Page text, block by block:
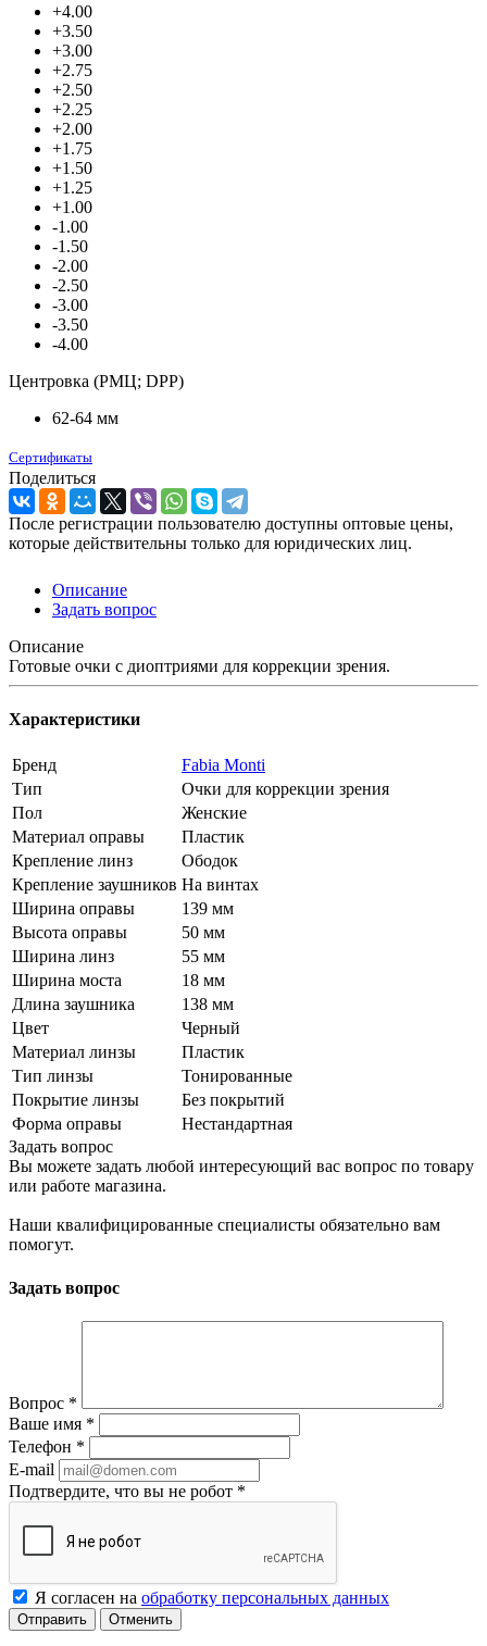
+4.00
+3.50
+3.00
+2.75
+2.50
+2.25
+2.00
+1.75
+1.50
+1.25
+1.00
-1.00
-1.50
-2.00
-2.50
-3.00
-3.50
-4.00
Центровка (РМЦ; DPP)
62-64 мм
Сертификаты
Поделиться
После регистрации пользователю доступны оптовые цены,
которые действительны только для юридических лиц.
Описание
Задать вопрос
Описание
Готовые очки с диоптриями для коррекции зрения.
Характеристики
Бренд
Fabia Monti
Тип
Очки для коррекции зрения
Пол
Женские
Материал оправы
Пластик
Крепление линз
Ободок
Крепление заушников На винтах
Ширина оправы
139 мм
Высота оправы
50 мм
Ширина линз
55 мм
Ширина моста
18 мм
Длина заушника
138 мм
Цвет
Черный
Материал линзы
Пластик
Тип линзы
Тонированные
Покрытие линзы
Без покрытий
Форма оправы
Нестандартная
Задать вопрос
Вы можете задать любой интересующий вас вопрос по товару
или работе магазина.
Наши квалифицированные специалисты обязательно вам
помогут.
Задать вопрос
Вопрос *
Ваше имя *
Телефон *
E-mail
Подтвердите, что вы не робот *
Я согласен на обработку персональных данных
Отменить